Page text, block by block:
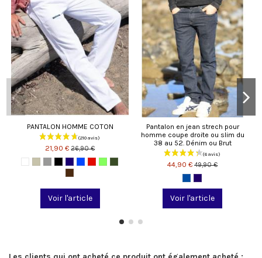
PANTALON HOMME COTON
21,90 €26,90 €
Voir l'article
Pantalon en jean strech pour
homme coupe droite ou slim du
38 au 52. Dénim ou Brut
44,90 €49,90 €
Voir l'article